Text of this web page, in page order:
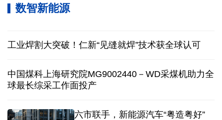
数智新能源
工业焊割大突破！仁新“见缝就焊”技术获全球认可
中国煤科上海研究院MG9002440－WD采煤机助力全
球最长综采工作面投产
六市联手，新能源汽车“粤造粤好”